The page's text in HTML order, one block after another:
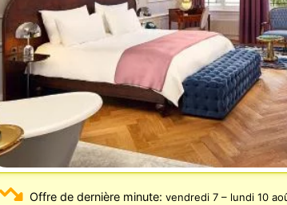
Offre de dernière minute: vendredi 7– lundi 10